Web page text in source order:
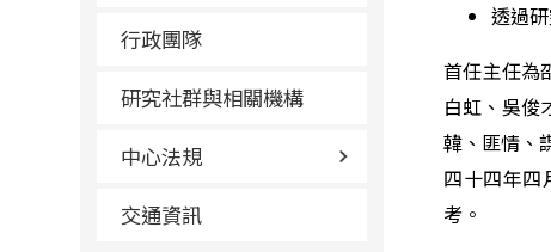
行政團隊
研究社群與相關機構
中心法規
交通資訊
透過
首任主任為
白虹、吳俊
韓、匪情、
四十四年四
考。